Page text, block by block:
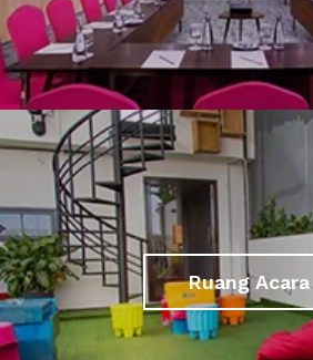
Ruang Acara